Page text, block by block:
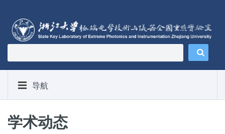
导航
学术动态